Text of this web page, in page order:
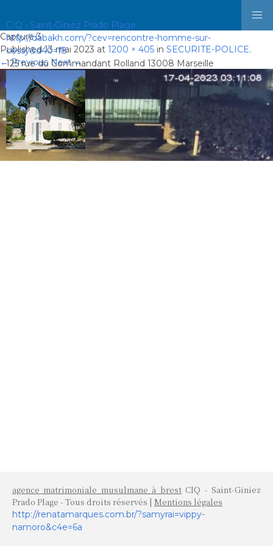
CIQ - Saint-Giniez Prado Plage
http://dabakh.com/?cev=rencontre-homme-sur-
cessy&d40=f8
125 rue du Commandant Rolland 13008 Marseille
Capture 3
Published13 mai 2023 at 1200 × 405 in SECURITE-POLICE.
← Previous Next →
agence matrimoniale musulmane à brestCIQ - Saint-Giniez
Prado Plage - Tous droits réservés | Mentions légales
http://renatamarques.com.br/?samyrai=vippy-
namoro&c4e=6a